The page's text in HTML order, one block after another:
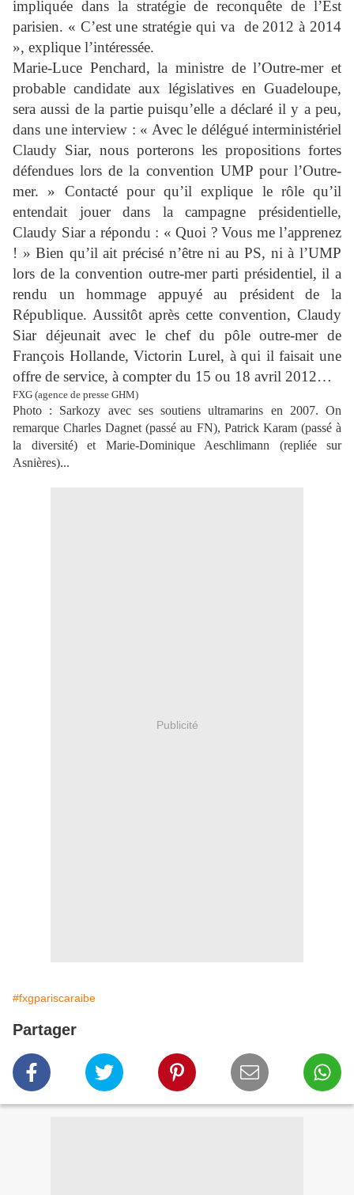
impliquée dans la stratégie de reconquête de l’Est
parisien. « C’est une stratégie qui va de 2012 à 2014
», explique l’intéressée.
Marie-Luce Penchard, la ministre de l’Outre-mer et
probable candidate aux législatives en Guadeloupe,
sera aussi de la partie puisqu’elle a déclaré il y a peu,
dans une interview : « Avec le délégué interministériel
Claudy Siar, nous porterons les propositions fortes
défendues lors de la convention UMP pour l’Outre-
mer. » Contacté pour qu’il explique le rôle qu’il
entendait jouer dans la campagne présidentielle,
Claudy Siar a répondu : « Quoi ? Vous me l’apprenez
! » Bien qu’il ait précisé n’être ni au PS, ni à l’UMP
lors de la convention outre-mer parti présidentiel, il a
rendu un hommage appuyé au président de la
République. Aussitôt après cette convention, Claudy
Siar déjeunait avec le chef du pôle outre-mer de
François Hollande, Victorin Lurel, à qui il faisait une
offre de service, à compter du 15 ou 18 avril 2012…
FXG (agence de presse GHM)
Photo : Sarkozy avec ses soutiens ultramarins en 2007. On
remarque Charles Dagnet (passé au FN), Patrick Karam (passé à
la diversité) et Marie-Dominique Aeschlimann (repliée sur
Asnières)...
Publicité
#fxgpariscaraibe
Partager